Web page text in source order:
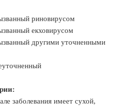
риновирусом
екховирусом
другими уточненными
заболевания имеет сухой,